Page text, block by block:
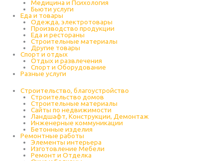
Медицина и Психология
Бьюти услуги
Еда и товары
Одежда, электротовары
Производство продукции
Еда и рестораны
Строительные материалы
Другие товары
Спорт и отдых
Отдых и развлечения
Спорт и Оборудование
Разные услуги
Строительство, благоустройство
Строительство домов
Строительные материалы
Сайты по недвижимости
Ландшафт, Конструкции, Демонтаж
Инженерные коммуникации
Бетонные изделия
Ремонтные работы
Элементы интерьера
Изготовление Мебели
Ремонт и Отделка